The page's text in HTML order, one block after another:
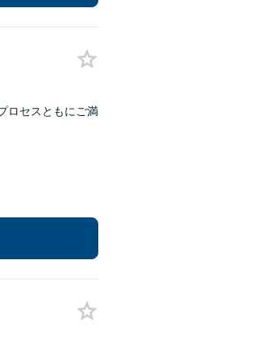
ロセスともにご満